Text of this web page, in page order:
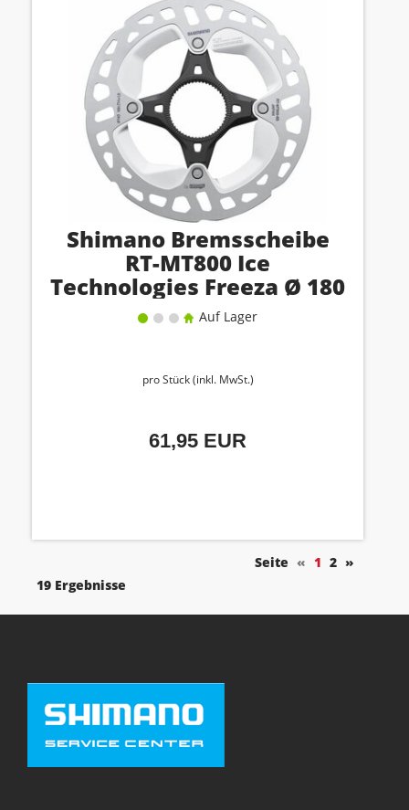
Shimano Bremsscheibe
RT-MT800 Ice
Technologies Freeza Ø 180
mmAuf Lager
pro Stück (inkl. MwSt.)
61,95 EUR
Seite « 1 2 »
19 Ergebnisse